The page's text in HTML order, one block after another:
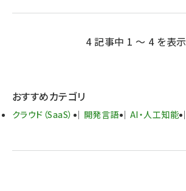
4 記事中 1 ～ 4 を表示
おすすめカテゴリ
クラウド（SaaS） 開発言語 AI・人工知能